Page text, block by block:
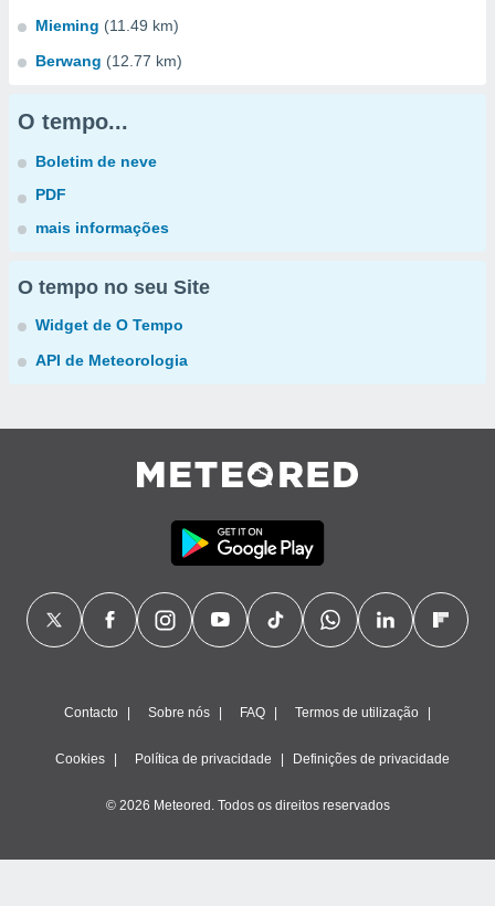
Mieming (11.49 km)
Berwang (12.77 km)
O tempo...
Boletim de neve
PDF
mais informações
O tempo no seu Site
Widget de O Tempo
API de Meteorologia
Contacto Sobre nós FAQ Termos de utilização
Cookies Política de privacidade Definições de privacidade
© 2026 Meteored. Todos os direitos reservados